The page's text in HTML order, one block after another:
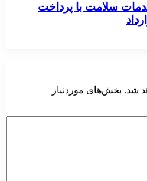
سلامت با پرداخت
شد. بخش‌های موردنیاز